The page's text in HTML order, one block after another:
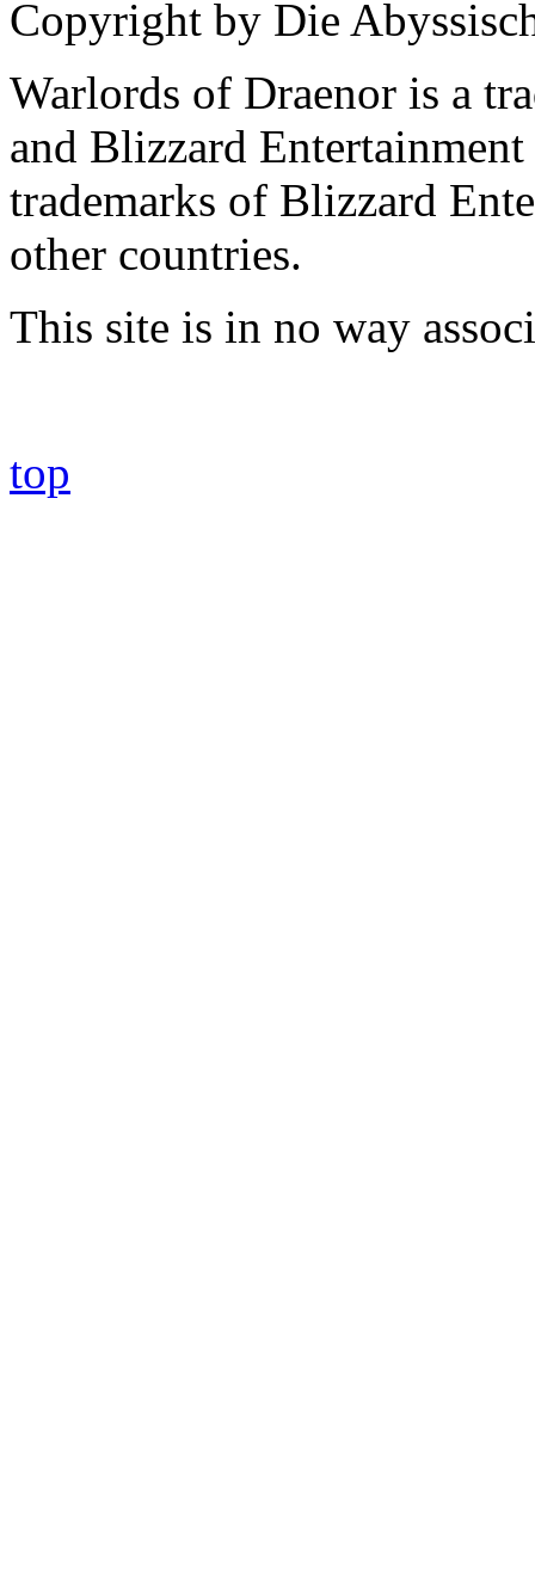
Copyright by Die
Warlords of Draenor is a
and Blizzard
trademarks of Blizzard
other countries.
This site is in no way
top